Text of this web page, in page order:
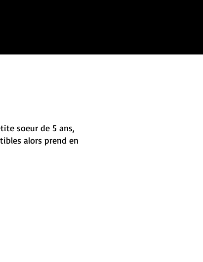
soeur de 5 ans,
alors prend en